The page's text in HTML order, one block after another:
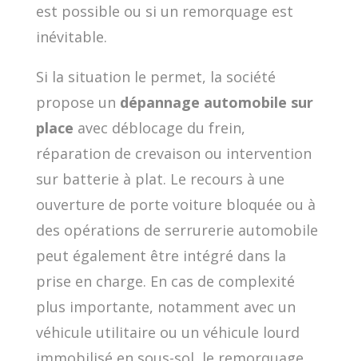
est possible ou si un remorquage est
inévitable.
Si la situation le permet, la société
propose un dépannage automobile sur
place avec déblocage du frein,
réparation de crevaison ou intervention
sur batterie à plat. Le recours à une
ouverture de porte voiture bloquée ou à
des opérations de serrurerie automobile
peut également être intégré dans la
prise en charge. En cas de complexité
plus importante, notamment avec un
véhicule utilitaire ou un véhicule lourd